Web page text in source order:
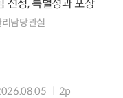
선정, 특별성과 포상
담당관실
2p